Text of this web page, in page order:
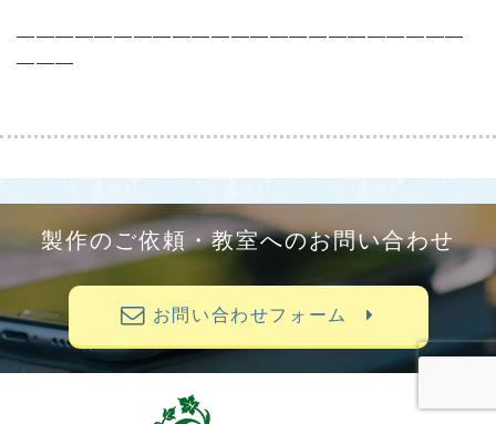
―――――――――――――――――――――――
―――
製作のご依頼・教室へのお問い合わせ
お問い合わせフォーム